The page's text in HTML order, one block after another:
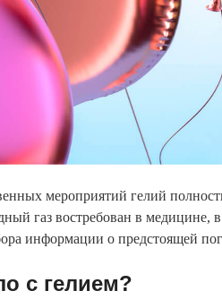
мероприятий гелий
газ востребован в
информации о предстоящей
с гелием?